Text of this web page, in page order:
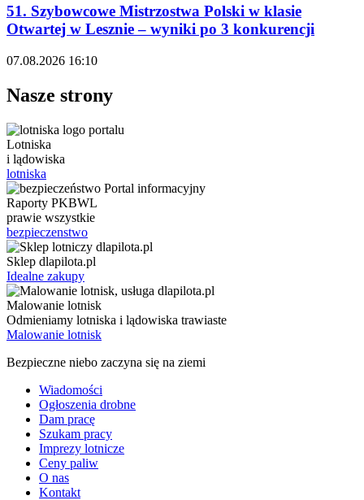
51. Szybowcowe Mistrzostwa Polski w klasie
Otwartej w Lesznie – wyniki po 3 konkurencji
07.08.2026 16:10
Nasze strony
Lotniska
i lądowiska
lotniska
Raporty PKBWL
prawie wszystkie
bezpieczenstwo
Sklep dlapilota.pl
Idealne zakupy
Malowanie lotnisk
Odmieniamy lotniska i lądowiska trawiaste
Malowanie lotnisk
Bezpieczne niebo zaczyna się na ziemi
Wiadomości
Ogłoszenia drobne
Dam pracę
Szukam pracy
Imprezy lotnicze
Ceny paliw
O nas
Kontakt